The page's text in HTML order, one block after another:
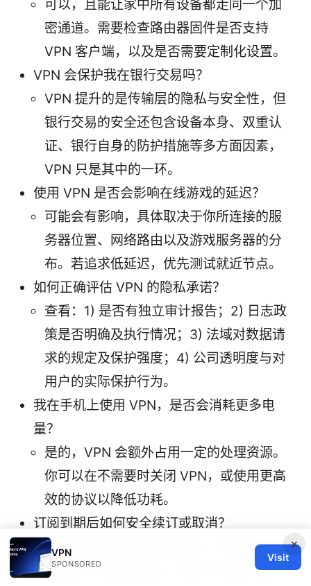
可以，且能让家中所有设备都走同一个加
密通道。需要检查路由器固件是否支持
VPN 客户端，以及是否需要定制化设置。
VPN 会保护我在银行交易吗？
VPN 提升的是传输层的隐私与安全性，但
银行交易的安全还包含设备本身、双重认
证、银行自身的防护措施等多方面因素，
VPN 只是其中的一环。
使用 VPN 是否会影响在线游戏的延迟？
可能会有影响，具体取决于你所连接的服
务器位置、网络路由以及游戏服务器的分
布。若追求低延迟，优先测试就近节点。
如何正确评估 VPN 的隐私承诺？
查看：1) 是否有独立审计报告；2) 日志政
策是否明确及执行情况；3) 法域对数据请
求的规定及保护强度；4) 公司透明度与对
用户的实际保护行为。
我在手机上使用 VPN，是否会消耗更多电
量？
是的，VPN 会额外占用一定的处理资源。
你可以在不需要时关闭 VPN，或使用更高
效的协议以降低功耗。
订阅到期后如何安全续订或取消？
先了解退款条款及续费细则，设置提醒在
到期前评估是否继续，避免不必要的自动
×
VPN
SPONSORED
Visit